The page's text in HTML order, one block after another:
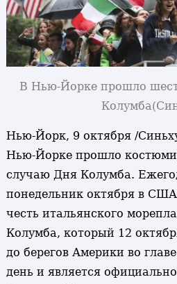
В Нью-Йорке прошло
Колумба
Нью-Йорк, 9 октября /
Нью-Йорке прошло
случаю Дня Колумба.
понедельник октября в
честь итальянского
Колумба, который 12
до берегов Америки во
день и является